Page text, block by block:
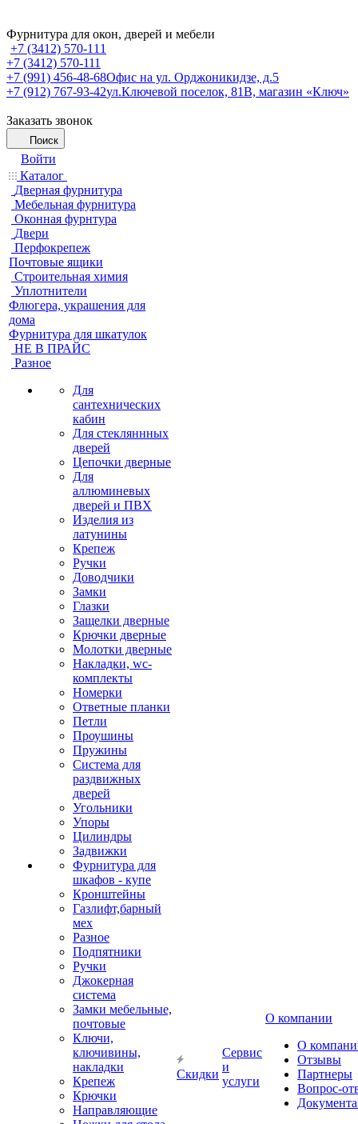
Фурнитура для окон, дверей и мебели
+7 (3412) 570-111
+7 (3412) 570-111
+7 (991) 456-48-68Офис на ул. Орджоникидзе, д.5
+7 (912) 767-93-42ул.Ключевой поселок, 81В, магазин «Ключ»
Заказать звонок
Поиск
Войти
Каталог
Дверная фурнитура
Мебельная фурнитура
Оконная фурнтура
Двери
Перфокрепеж
Почтовые ящики
Строительная химия
Уплотнители
Флюгера, украшения для
дома
Фурнитура для шкатулок
НЕ В ПРАЙС
Разное
Для
сантехнических
кабин
Для стекляннных
дверей
Цепочки дверные
Для
аллюминевых
дверей и ПВХ
Изделия из
латунины
Крепеж
Ручки
Доводчики
Замки
Глазки
Защелки дверные
Крючки дверные
Молотки дверные
Накладки, wc-
комплекты
Номерки
Ответные планки
Петли
Проушины
Пружины
Система для
раздвижных
дверей
Угольники
Упоры
Цилиндры
Задвижки
Фурнитура для
шкафов - купе
Кронштейны
Газлифт,барный
мех
Разное
Подпятники
Ручки
Джокерная
система
Замки мебельные,
почтовые
Ключи,
ключивины,
накладки
Крепеж
Крючки
Направляющие
Скидки
Сервис
и
услуги
О компании
О
Отзывы
Партнеры
Вопрос-